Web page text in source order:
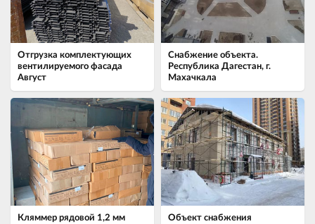
Отгрузка комплектующих
вентилируемого фасада
Август
Снабжение объекта.
Республика Дагестан, г.
Махачкала
Кляммер рядовой 1,2 мм
Объект снабжения